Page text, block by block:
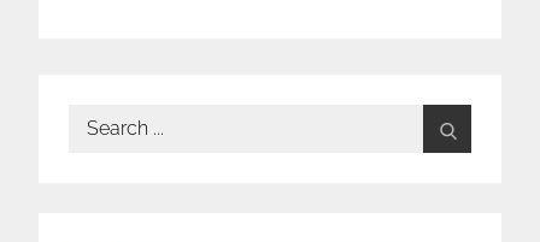
Search